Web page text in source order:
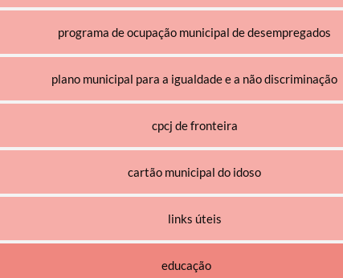
programa de ocupação municipal de desempregados
plano municipal para a igualdade e a não discriminação
cpcj de fronteira
cartão municipal do idoso
links úteis
educação